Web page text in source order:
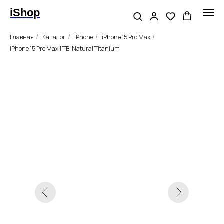
iShop
Главная / Каталог / iPhone / iPhone 15 Pro Max /
iPhone 15 Pro Max 1 TB, Natural Titanium
128GB, «натуральный